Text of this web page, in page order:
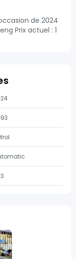
de 2024
Prix actuel : 1